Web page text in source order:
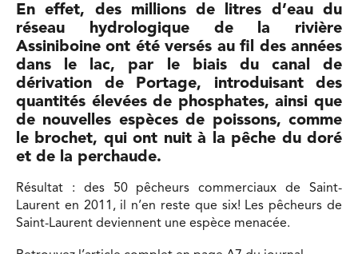
En effet, des millions de litres d’eau du
réseau hydrologique de la rivière
Assiniboine ont été versés au fil des années
dans le lac, par le biais du canal de
dérivation de Portage, introduisant des
quantités élevées de phosphates, ainsi que
de nouvelles espèces de poissons, comme
le brochet, qui ont nuit à la pêche du doré
et de la perchaude.
Résultat : des 50 pêcheurs commerciaux de Saint-
Laurent en 2011, il n’en reste que six! Les pêcheurs de
Saint-Laurent deviennent une espèce menacée.